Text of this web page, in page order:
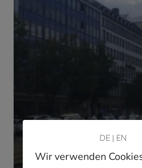
DE| EN
Wir verwenden